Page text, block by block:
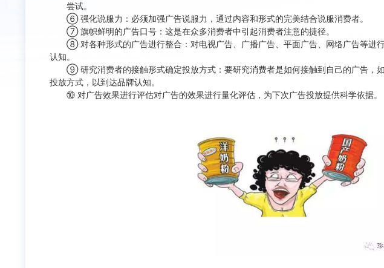
尝试。
⑥ 强化说服力：必须加强广告说服力，通过内容和形式的完美结合说服消费者。
⑦ 旗帜鲜明的广告口号：这是在众多消费者中引起消费者注意的捷径。
⑧ 对各种形式的广告进行整合：对电视广告、广播广告、平面广告、网络广告等进
认知。
⑨ 研究消费者的接触形式确定投放方式：要研究消费者是如何接触到自己的广告，
投放方式，以到达品牌认知。
⑩ 对广告效果进行评估对广告的效果进行量化评估，为下次广告投放提供科学依据。